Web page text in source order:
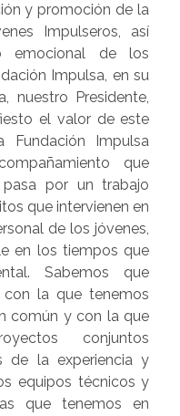
y promoción de la
Impulseros, así
emocional de los
Impulsa, en su
nuestro Presidente,
el valor de este
Fundación Impulsa
que
por un trabajo
que intervienen en
de los jóvenes,
en los tiempos que
Sabemos que
la que tenemos
común y con la que
conjuntos
de la experiencia y
equipos técnicos y
que tenemos en